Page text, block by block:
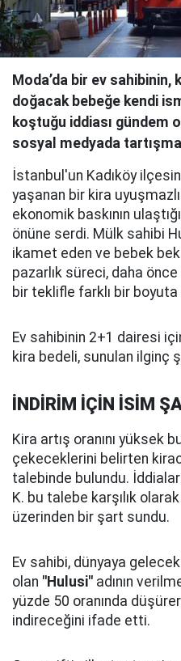
Moda’da bir ev
doğacak bebeğe kendi
koştuğu iddiası gündem
sosyal medyada
İstanbul'un Kadıköy
yaşanan bir kira
ekonomik baskının
önüne serdi. Mülk sahibi
ikamet eden ve bebek
pazarlık süreci, daha
bir teklifle farklı bir boyuta
Ev sahibinin 2+1 dairesi
kira bedeli, sunulan ilginç
İNDİRİM İÇİN İSİM
Kira artış oranını yüksek
çekeceklerini belirten
talebinde bulundu.
K. bu talebe karşılık
üzerinden bir şart sundu.
Ev sahibi, dünyaya
olan "Hulusi" adının
yüzde 50 oranında
indireceğini ifade etti.